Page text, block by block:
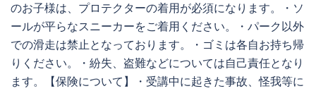
のお子様は、プロテクターの着用が必須になります。・ソ
ールが平らなスニーカーをご着用ください。・パーク以外
での滑走は禁止となっております。・ゴミは各自お持ち帰
りください。・紛失、盗難などについては自己責任となり
ます。【保険について】・受講中に起きた事故、怪我等に